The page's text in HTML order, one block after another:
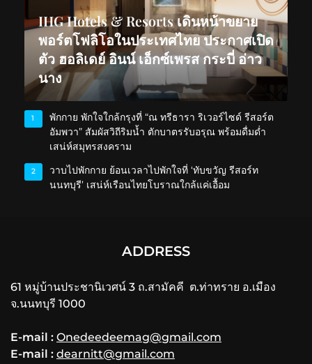
IHG Hotels & Resorts เดินหน้าขยาย
พอร์ตโฟลิโอในประเทศไทย ประกาศเปิด
ตัว ฮอลิเดย์ อินน์ เอ็กซ์เพรส กระบี่ อ่าว
นาง
1
พักกาย พักใจใกล้กรุงที่ “ณ ทรีธารา ริเวอร์ไซด์ รีสอร์ต
อัมพวา” สัมผัสวิถีริมน้ำ ตักบาตรรับอรุณ พร้อมดื่มด่ำ
เสน่ห์สมุทรสงคราม
2
วาบไปพักกาย ย้อนเวลาไปพักใจที่ ‘ทับขวัญ รีสอร์ท
นนทบุรี’ เสน่ห์เรือนไทยโบราณใกล้แค่เอื้อม
ADDRESS
61 หมู่บ้านประชานิเวศน์ 3 ถ.สามัคคี ต.ท่าทราย อ.เมือง
จ.นนทบุรี 1000
E-mail : Onedeedeemag@gmail.com
E-mail : dearnitt@gmail.com